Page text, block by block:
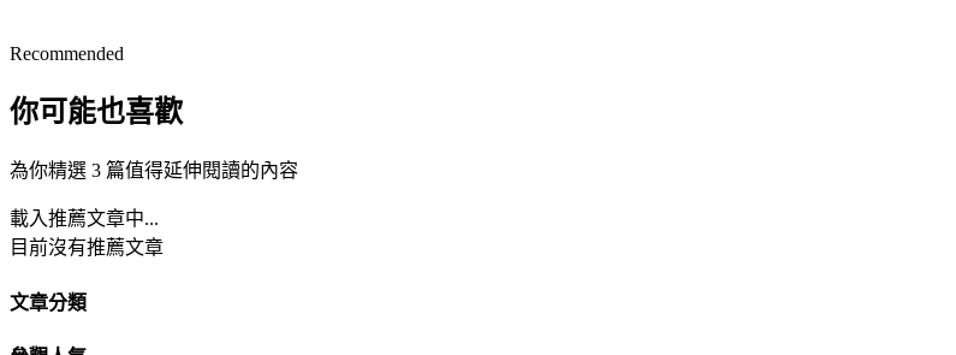
Recommended
你可能也喜歡
為你精選 3 篇值得延伸閱讀的內容
載入推薦文章中...
目前沒有推薦文章
文章分類